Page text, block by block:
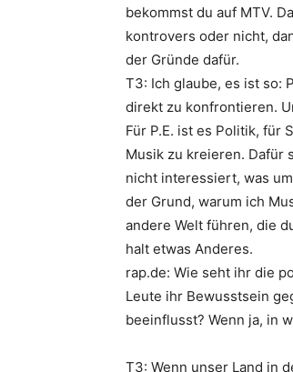
bekommst du auf MTV.
kontrovers oder nicht,
der Gründe dafür.
T3: Ich glaube, es ist so:
direkt zu konfrontieren.
Für P.E. ist es Politik, für
Musik zu kreieren. Dafür
nicht interessiert, was
der Grund, warum ich
andere Welt führen, die
halt etwas Anderes.
rap.de: Wie seht ihr die
Leute ihr Bewusstsein
beeinflusst? Wenn ja, in
T3: Wenn unser Land in